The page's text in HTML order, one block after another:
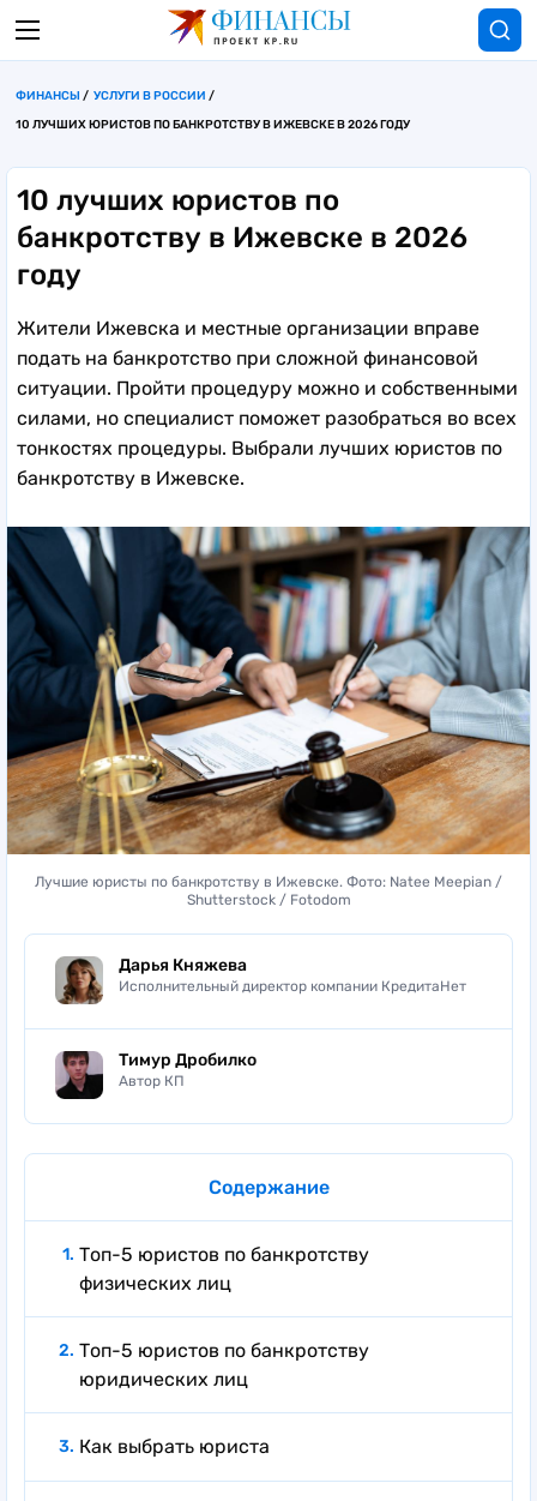
ФИНАНСЫ
УСЛУГИ В РОССИИ
10 ЛУЧШИХ ЮРИСТОВ ПО БАНКРОТСТВУ В ИЖЕВСКЕ В 2026 ГОДУ
10 лучших юристов по
банкротству в Ижевске в 2026
году
Жители Ижевска и местные организации вправе
подать на банкротство при сложной финансовой
ситуации. Пройти процедуру можно и собственными
силами, но специалист поможет разобраться во всех
тонкостях процедуры. Выбрали лучших юристов по
банкротству в Ижевске.
Лучшие юристы по банкротству в Ижевске. Фото: Natee Meepian /
Shutterstock / Fotodom
Дарья Княжева
Исполнительный директор компании КредитаНет
Тимур Дробилко
Автор КП
Содержание
Топ-5 юристов по банкротству
физических лиц
Топ-5 юристов по банкротству
юридических лиц
Как выбрать юриста